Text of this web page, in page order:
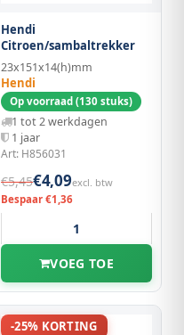
Hendi
Citroen/sambaltrekker
23x151x14(h)mm
Hendi
Op voorraad (130 stuks)
1 tot 2 werkdagen
1 jaar
Art: H856031
€5,45€4,09excl. btw
Bespaar €1,36
VOEG TOE
-25% KORTING